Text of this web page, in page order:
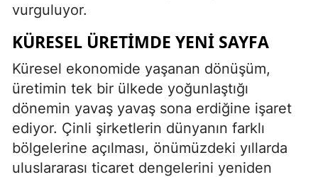
vurguluyor.
KÜRESEL ÜRETIMDE YENI SAYFA
Küresel ekonomide yaşanan dönüşüm,
üretimin tek bir ülkede yoğunlaştığı
dönemin yavaş yavaş sona erdiğine işaret
ediyor. Çinli şirketlerin dünyanın farklı
bölgelerine açılması, önümüzdeki yıllarda
uluslararası ticaret dengelerini yeniden